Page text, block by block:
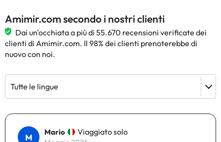
Amimir.com secondo i nostri clienti
Dai un'occhiata a più di 55.670 recensioni verificate dei
clienti di Amimir.com. Il 98% dei clienti prenoterebbe di
nuovo con noi.